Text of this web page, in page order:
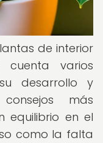
de interior
varios
desarrollo y
más
equilibrio en el
como la falta